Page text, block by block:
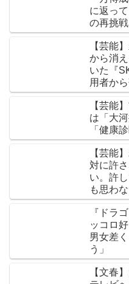
に返っ
の再挑
【芸能
から消
いた『
用者か
【芸能
は「大
「健康
【芸能
対に許
い。許
も思わな
『ドラ
ッコロ
男女差
う」
【文春